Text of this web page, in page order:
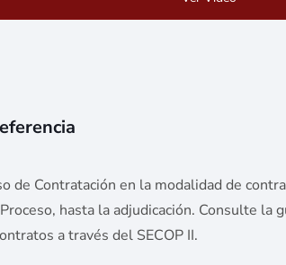
de Contratación en la modalidad de
hasta la adjudicación. Consulte la
a través del SECOP II.